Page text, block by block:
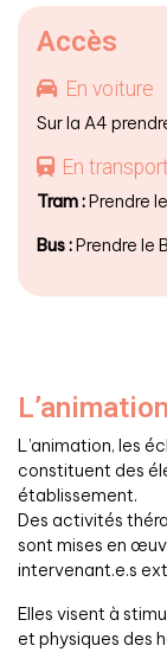
Accès
En voiture
Sur la A4
En
Tram : Prendre
Bus : Prendre le
L’animation
L’animation, les
constituent des
établissement.
Des activités
sont mises en
intervenant.e.s
Elles visent à
et physiques des